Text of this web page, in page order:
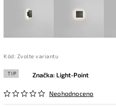
Kód: Zvolte variantu
TIP
Neohodnoceno
Značka: Light-Point